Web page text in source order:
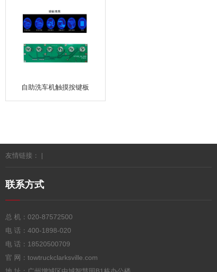
自助洗车机触摸按键板
友情链接： |
联系方式
总 机：020-87572500
电 话：400-1898-020
电 话： 18520500709
官 网：towtruckclarksville.com